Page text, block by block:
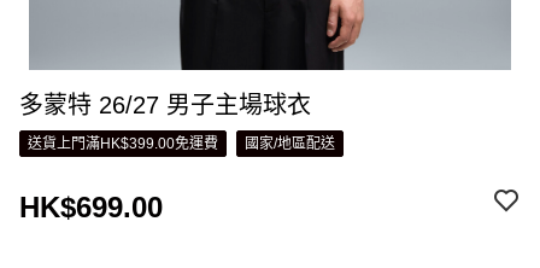
多蒙特 26/27 男子主場球衣
送貨上門滿HK$399.00免運費 國家/地區配送
HK$699.00